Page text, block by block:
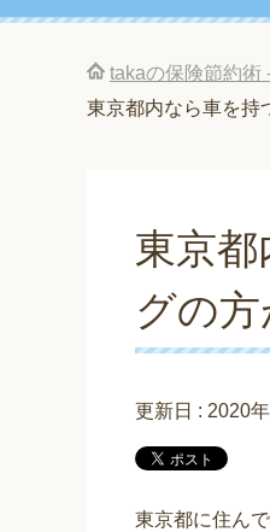
takaの保険節約術
東京都内なら車を持
東京
グの
更新日 : 2020
東京都に住ん